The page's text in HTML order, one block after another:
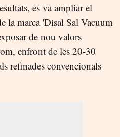
es va ampliar el
la marca 'Disal Sal Vacuum
de nou valors
enfront de les 20-30
refinades convencionals